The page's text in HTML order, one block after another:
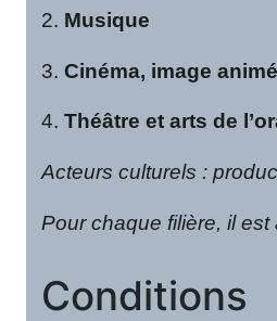
2. Musique
3.Cinéma, image
4.Théâtre et arts de
Acteurs culturels :
Pour chaque filière, il
Conditions